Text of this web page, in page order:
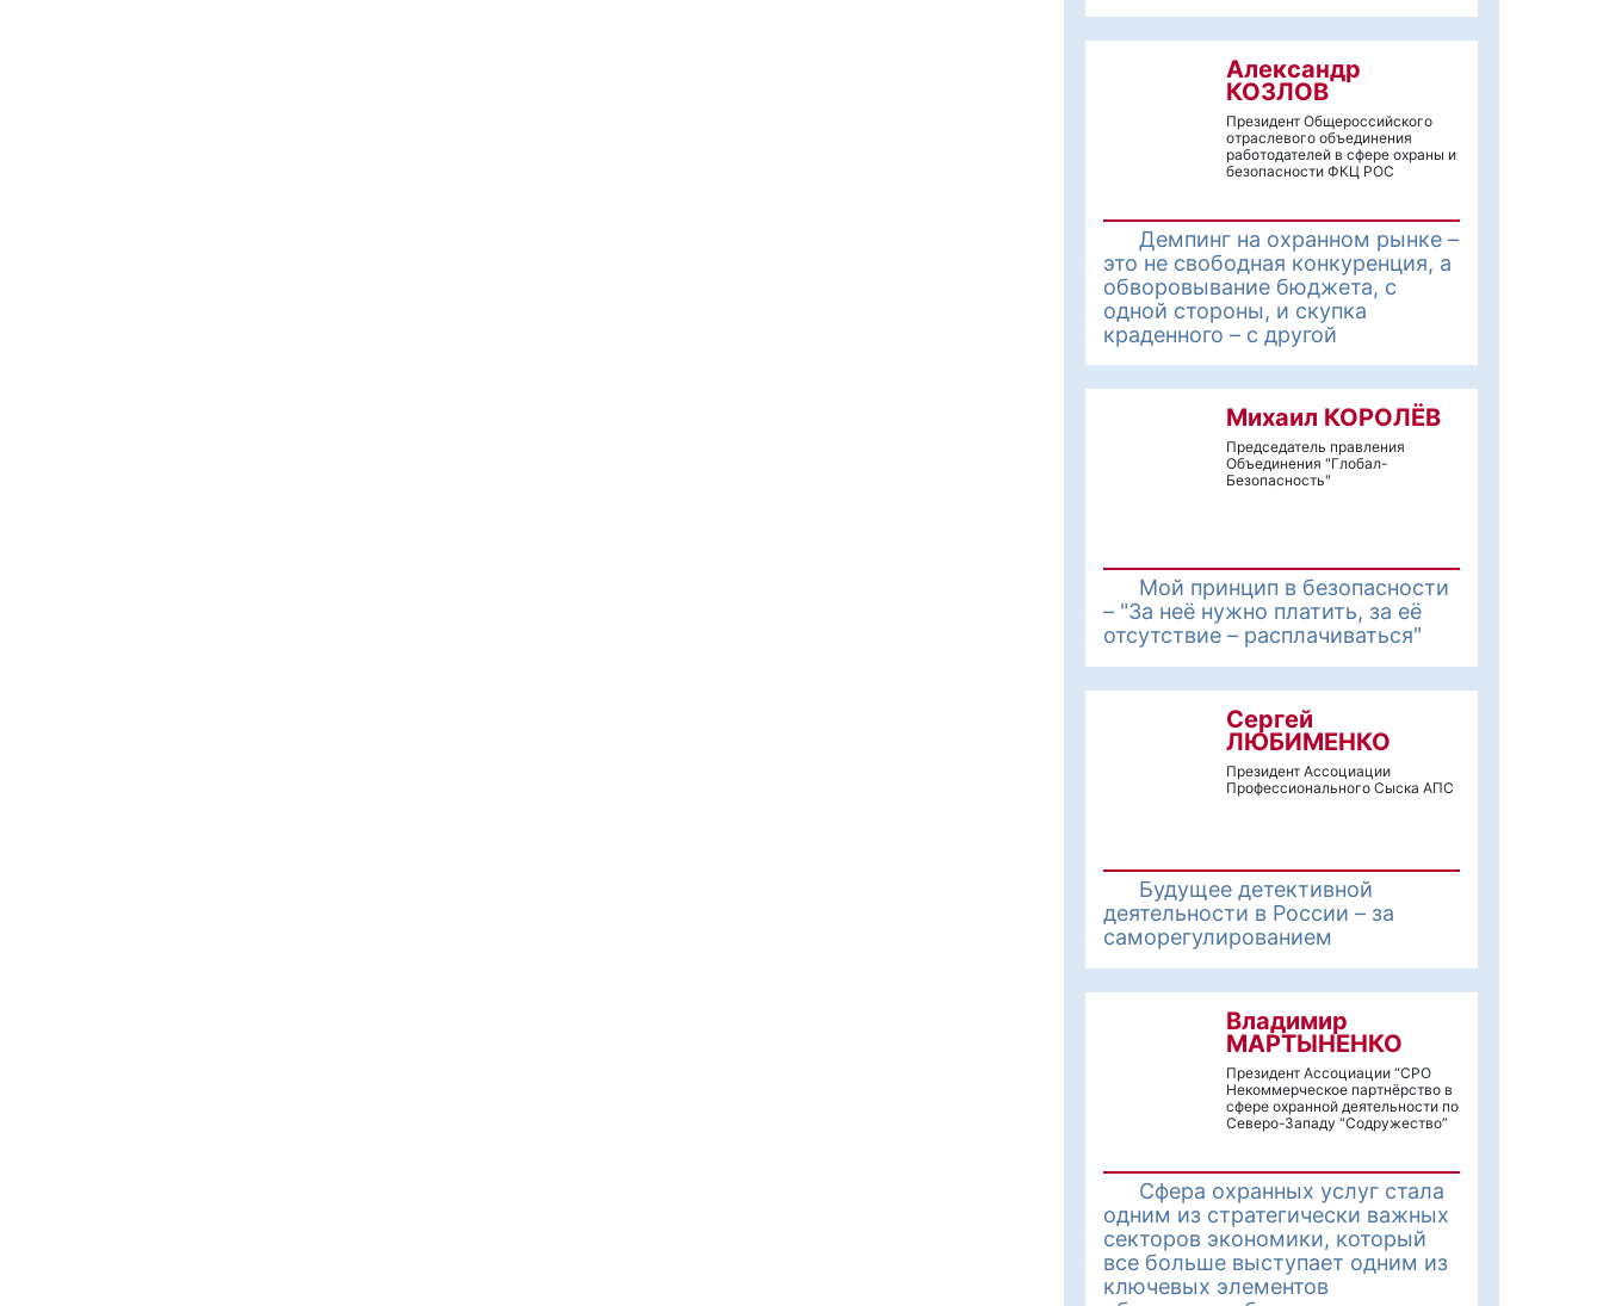
Александр
КОЗЛОВ
Президент Общероссийского
отраслевого объединения
работодателей в сфере охраны и
безопасности ФКЦ РОС
Демпинг на охранном рынке –
это не свободная конкуренция, а
обворовывание бюджета, с
одной стороны, и скупка
краденного – с другой
Михаил КОРОЛЁВ
Председатель правления
Объединения "Глобал-
Безопасность"
Мой принцип в безопасности
– "За неё нужно платить, за её
отсутствие – расплачиваться"
Сергей
ЛЮБИМЕНКО
Президент Ассоциации
Профессионального Сыска АПС
Будущее детективной
деятельности в России – за
саморегулированием
Владимир
МАРТЫНЕНКО
Президент Ассоциации “СРО
Некоммерческое партнёрство в
сфере охранной деятельности по
Северо-Западу “Содружество”
Сфера охранных услуг стала
одним из стратегически важных
секторов экономики, который
все больше выступает одним из
ключевых элементов